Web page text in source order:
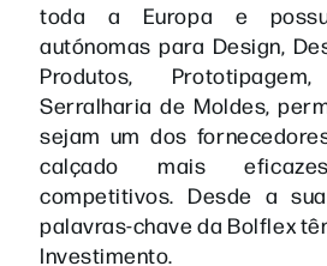
toda a Europa e
autónomas para Design,
Produtos,
Serralharia de Moldes,
sejam um dos
calçado mais
competitivos. Desde a
palavras-chave da Bolflex
Investimento.